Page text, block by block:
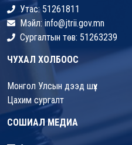
Утас: 51261811
Мэйл: info@jtrii.gov.mn
Сургалтын төв: 51263239
ЧУХАЛ ХОЛБООС
Монгол Улсын дээд шүүх
Цахим сургалт
СОШИАЛ МЕДИА